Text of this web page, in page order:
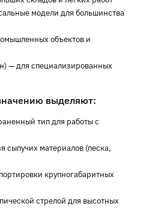
модели для большинства
объектов и
— для специализированных
выделяют:
тип для работы с
материалов (песка,
крупногабаритных
стрелой для высотных